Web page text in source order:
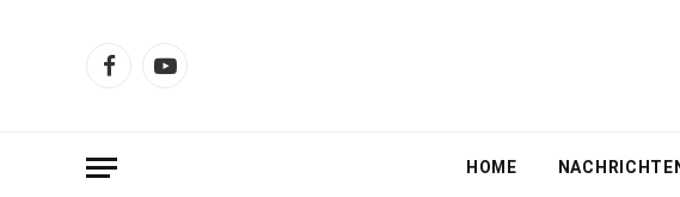
FacebookYouTube
HOME